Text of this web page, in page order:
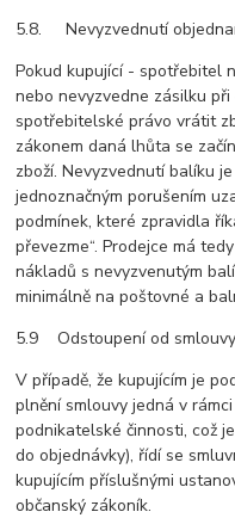
5.8. Nevyzvednutí
Pokud kupující - spotřebitel
nebo nevyzvedne zásilku
spotřebitelské právo vrátit
zákonem daná lhůta se
zboží. Nevyzvednutí balíku
jednoznačným porušením
podmínek, které zpravidla
převezme“. Prodejce má
nákladů s nevyzvenutým
minimálně na poštovné a
5.9 Odstoupení od
V případě, že kupujícím je
plnění smlouvy jedná v
podnikatelské činnosti, což
do objednávky), řídí se
kupujícím příslušnými
občanský zákoník.